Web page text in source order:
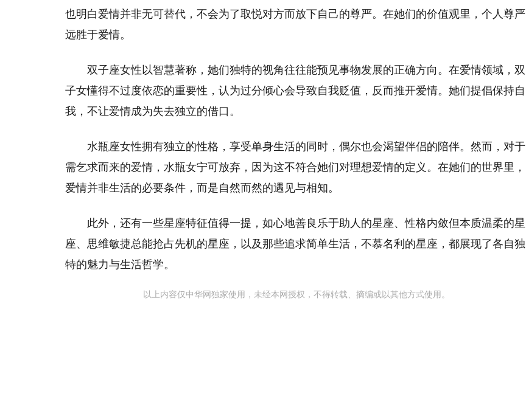
也明白爱情并非无可替代，不会为了取悦对方而放下自己的尊严。在她们的价值观里，个人尊严
远胜于爱情。
双子座女性以智慧著称，她们独特的视角往往能预见事物发展的正确方向。在爱情领域，双
子女懂得不过度依恋的重要性，认为过分倾心会导致自我贬值，反而推开爱情。她们提倡保持自
我，不让爱情成为失去独立的借口。
水瓶座女性拥有独立的性格，享受单身生活的同时，偶尔也会渴望伴侣的陪伴。然而，对于
需乞求而来的爱情，水瓶女宁可放弃，因为这不符合她们对理想爱情的定义。在她们的世界里，
爱情并非生活的必要条件，而是自然而然的遇见与相知。
此外，还有一些星座特征值得一提，如心地善良乐于助人的星座、性格内敛但本质温柔的星
座、思维敏捷总能抢占先机的星座，以及那些追求简单生活，不慕名利的星座，都展现了各自独
特的魅力与生活哲学。
以上内容仅中华网独家使用，未经本网授权，不得转载、摘编或以其他方式使用。